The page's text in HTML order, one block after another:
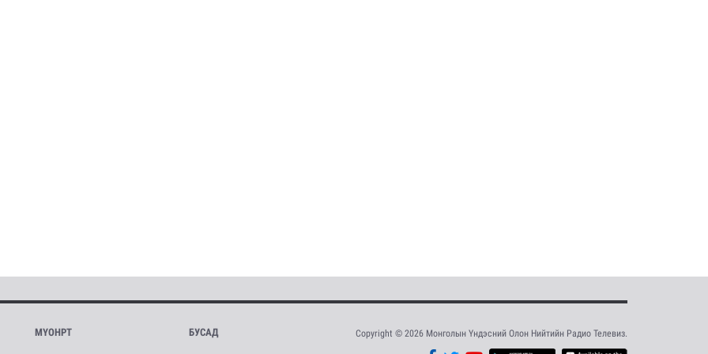
МҮОНРТ БУСАД Copyright © 2026 Монголын Үндэсний Олон Нийтийн Радио Телевиз.